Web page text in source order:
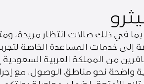
في ذلك صالات انتظار مريحة،
إلى خدمات المساعدة الخاصة
من المملكة العربية السعودية
واضحة نحو مناطق الوصول، مع